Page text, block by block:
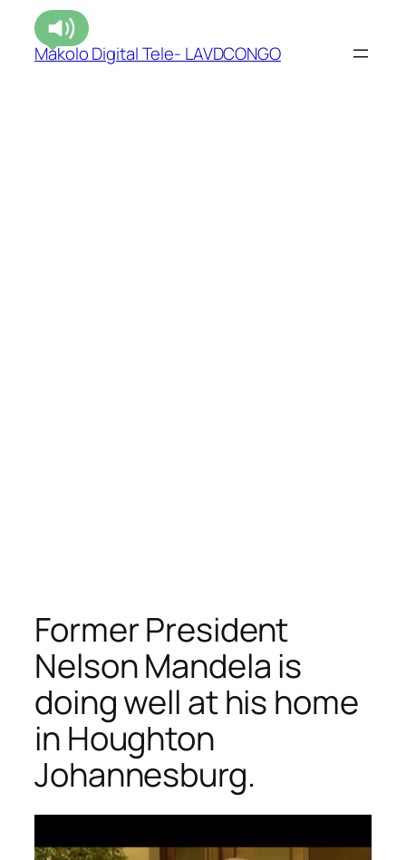
Makolo Digital Tele- LAVDCONGO
Former President
Nelson Mandela is
doing well at his home
in Houghton
Johannesburg.